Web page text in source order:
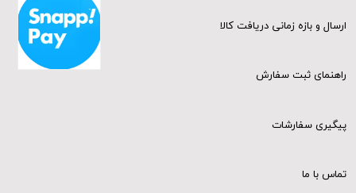
ارسال و بازه زمانی دریافت کالا
راهنمای ثبت سفارش
پیگیری سفارشات
تماس با ما